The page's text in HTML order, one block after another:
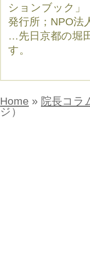
ションブック」
発行所；NPO法
…先日京都の堀
す。
Home » 院長コラ
ジ）